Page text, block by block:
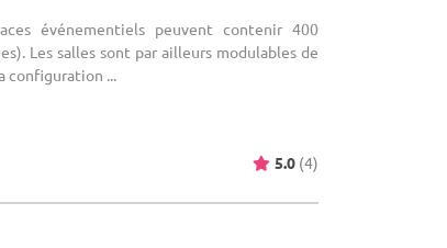
événementiels peuvent contenir 400
Les salles sont par ailleurs modulables de
configuration ...
5.0 (4)